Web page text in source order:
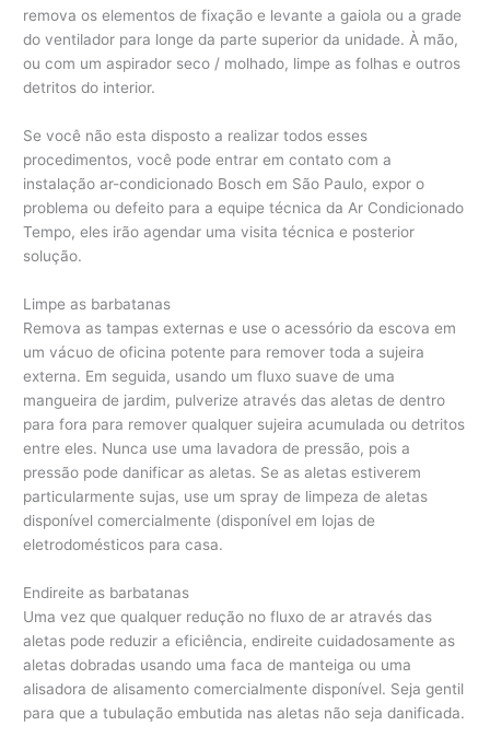
remova os elementos de fixação e levante a gaiola ou a grade
do ventilador para longe da parte superior da unidade. À mão,
ou com um aspirador seco / molhado, limpe as folhas e outros
detritos do interior.
Se você não esta disposto a realizar todos esses
procedimentos, você pode entrar em contato com a
instalação ar-condicionado Bosch em São Paulo, expor o
problema ou defeito para a equipe técnica da Ar Condicionado
Tempo, eles irão agendar uma visita técnica e posterior
solução.
Limpe as barbatanas
Remova as tampas externas e use o acessório da escova em
um vácuo de oficina potente para remover toda a sujeira
externa. Em seguida, usando um fluxo suave de uma
mangueira de jardim, pulverize através das aletas de dentro
para fora para remover qualquer sujeira acumulada ou detritos
entre eles. Nunca use uma lavadora de pressão, pois a
pressão pode danificar as aletas. Se as aletas estiverem
particularmente sujas, use um spray de limpeza de aletas
disponível comercialmente (disponível em lojas de
eletrodomésticos para casa.
Endireite as barbatanas
Uma vez que qualquer redução no fluxo de ar através das
aletas pode reduzir a eficiência, endireite cuidadosamente as
aletas dobradas usando uma faca de manteiga ou uma
alisadora de alisamento comercialmente disponível. Seja gentil
para que a tubulação embutida nas aletas não seja danificada.